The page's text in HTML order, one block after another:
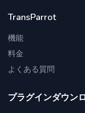
TransParrot
機能
料金
よくある質問
プラグインダウン